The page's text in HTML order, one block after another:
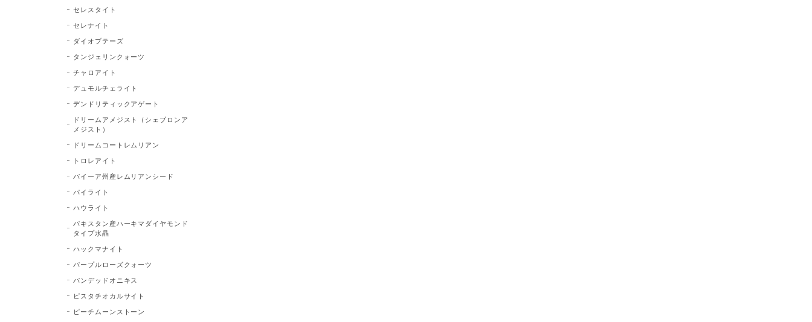
セレスタイト
セレナイト
ダイオプテーズ
タンジェリンクォーツ
チャロアイト
デュモルチェライト
デンドリティックアゲート
ドリームアメジスト（シェブロンア
メジスト）
ドリームコートレムリアン
トロレアイト
バイーア州産レムリアンシード
パイライト
ハウライト
パキスタン産ハーキマダイヤモンド
タイプ水晶
ハックマナイト
パープルローズクォーツ
バンデッドオニキス
ピスタチオカルサイト
ピーチムーンストーン